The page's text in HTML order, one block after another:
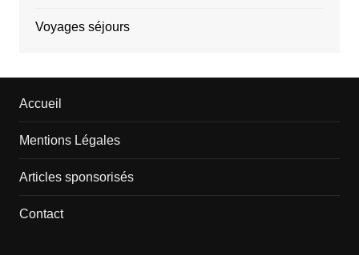
Voyages séjours
Accueil
Mentions Légales
Articles sponsorisés
Contact